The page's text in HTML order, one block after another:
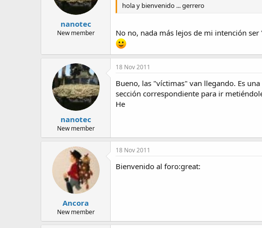
nanotec
New member
hola y bienvenido ... gerrero
No no, nada más lejos de mi intención
nanotec
New member
18 Nov 2011
Bueno, las "víctimas" van llegando. Es
sección correspondiente para ir
He
Ancora
New member
18 Nov 2011
Bienvenido al foro:great: